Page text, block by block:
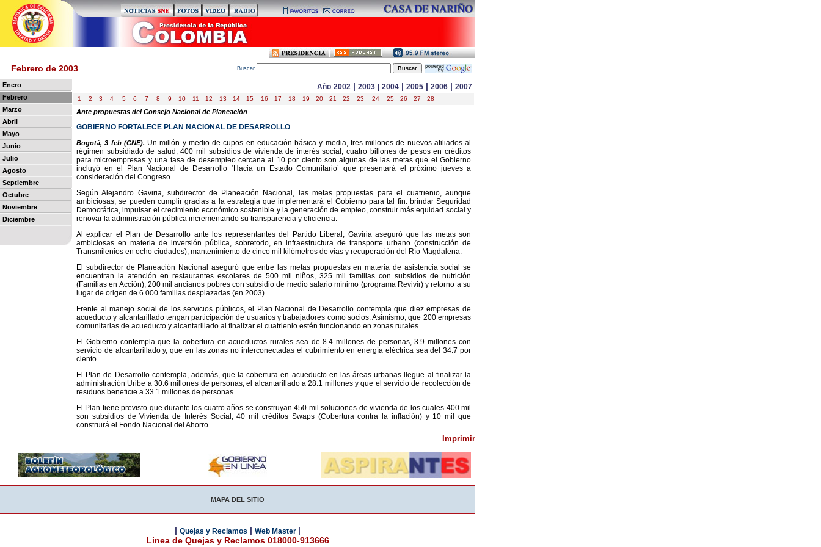
Febrero de 2003 Buscar
Enero
Febrero
Marzo
Abril
Mayo
Junio
Julio
Agosto
Septiembre
Octubre
Noviembre
Diciembre
Año 2002 | 2003 2004 | 2005 | 2006 | 2007
1 2 3 4 5 6 7 8 9 10 11 12 13 14 15 16 17 18 19 20 21 22 23 24 25 26 27 28
Ante propuestas del Consejo Nacional de Planeación
GOBIERNO FORTALECE PLAN NACIONAL DE DESARROLLO
Bogotá, 3 feb (CNE). Un millón y medio de cupos en educación básica y media, tres millones de nuevos afiliados al
régimen subsidiado de salud, 400 mil subsidios de vivienda de interés social, cuatro billones de pesos en créditos
para microempresas y una tasa de desempleo cercana al 10 por ciento son algunas de las metas que el Gobierno
incluyó en el Plan Nacional de Desarrollo ‘Hacia un Estado Comunitario’ que presentará el próximo jueves a
consideración del Congreso.
Según Alejandro Gaviria, subdirector de Planeación Nacional, las metas propuestas para el cuatrienio, aunque
ambiciosas, se pueden cumplir gracias a la estrategia que implementará el Gobierno para tal fin: brindar Seguridad
Democrática, impulsar el crecimiento económico sostenible y la generación de empleo, construir más equidad social y
renovar la administración pública incrementando su transparencia y eficiencia.
Al explicar el Plan de Desarrollo ante los representantes del Partido Liberal, Gaviria aseguró que las metas son
ambiciosas en materia de inversión pública, sobretodo, en infraestructura de transporte urbano (construcción de
Transmilenios en ocho ciudades), mantenimiento de cinco mil kilómetros de vías y recuperación del Río Magdalena.
El subdirector de Planeación Nacional aseguró que entre las metas propuestas en materia de asistencia social se
encuentran la atención en restaurantes escolares de 500 mil niños, 325 mil familias con subsidios de nutrición
(Familias en Acción), 200 mil ancianos pobres con subsidio de medio salario mínimo (programa Revivir) y retorno a su
lugar de origen de 6.000 familias desplazadas (en 2003).
Frente al manejo social de los servicios públicos, el Plan Nacional de Desarrollo contempla que diez empresas de
acueducto y alcantarillado tengan participación de usuarios y trabajadores como socios. Asimismo, que 200 empresas
comunitarias de acueducto y alcantarillado al finalizar el cuatrienio estén funcionando en zonas rurales.
El Gobierno contempla que la cobertura en acueductos rurales sea de 8.4 millones de personas, 3.9 millones con
servicio de alcantarillado y, que en las zonas no interconectadas el cubrimiento en energía eléctrica sea del 34.7 por
ciento.
El Plan de Desarrollo contempla, además, que la cobertura en acueducto en las áreas urbanas llegue al finalizar la
administración Uribe a 30.6 millones de personas, el alcantarillado a 28.1 millones y que el servicio de recolección de
residuos beneficie a 33.1 millones de personas.
El Plan tiene previsto que durante los cuatro años se construyan 450 mil soluciones de vivienda de los cuales 400 mil
son subsidios de Vivienda de Interés Social, 40 mil créditos Swaps (Cobertura contra la inflación) y 10 mil que
construirá el Fondo Nacional del Ahorro
Imprimir
MAPA DEL SITIO
| Quejas y Reclamos | Web Master |
Linea de Quejas y Reclamos 018000-913666